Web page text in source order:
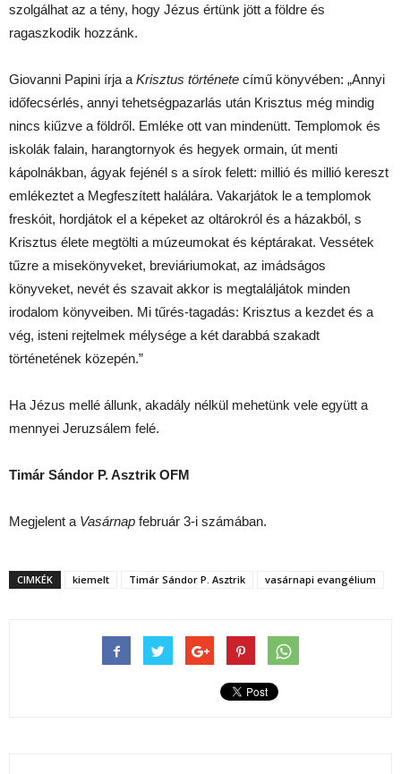
szolgálhat az a tény, hogy Jézus értünk jött a földre és
ragaszkodik hozzánk.
Giovanni Papini írja a Krisztus története című könyvében: „Annyi
időfecsérlés, annyi tehetségpazarlás után Krisztus még mindig
nincs kiűzve a földről. Emléke ott van mindenütt. Templomok és
iskolák falain, harangtornyok és hegyek ormain, út menti
kápolnákban, ágyak fejénél s a sírok felett: millió és millió kereszt
emlékeztet a Megfeszített halálára. Vakarjátok le a templomok
freskóit, hordjátok el a képeket az oltárokról és a házakból, s
Krisztus élete megtölti a múzeumokat és képtárakat. Vessétek
tűzre a misekönyveket, breviáriumokat, az imádságos
könyveket, nevét és szavait akkor is megtaláljátok minden
irodalom könyveiben. Mi tűrés-tagadás: Krisztus a kezdet és a
vég, isteni rejtelmek mélysége a két darabbá szakadt
történetének közepén.”
Ha Jézus mellé állunk, akadály nélkül mehetünk vele együtt a
mennyei Jeruzsálem felé.
Timár Sándor P. Asztrik OFM
Megjelent a Vasárnap február 3-i számában.
CIMKÉK kiemelt Timár Sándor P. Asztrik vasárnapi evangélium